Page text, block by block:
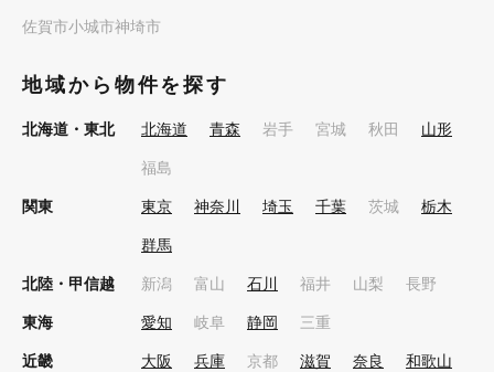
佐賀市小城市神埼市
地域から物件を探す
北海道・東北 北海道 青森 岩手 宮城 秋田 山形
福島
関東 東京 神奈川 埼玉 千葉 茨城 栃木
群馬
北陸・甲信越 新潟 富山 石川 福井 山梨 長野
東海 愛知 岐阜 静岡 三重
近畿 大阪 兵庫 京都 滋賀 奈良 和歌山